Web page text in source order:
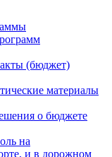
(бюджет)
материалы
о бюджете
на
и в дорожном